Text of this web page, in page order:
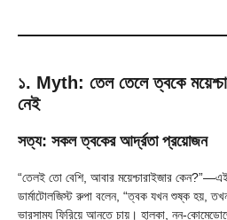
১. Myth: তেল তেলে ত্বকে
নেই
সত্য: সকল ত্বকের আর্দ্রতা প্রয়োজন
“তেলই তো বেশি, আবার ময়েশ্চারাইজার
ডার্মাটোলজিস্ট রুপা বলেন, “ত্বক যখন শুষ্ক হয়,
ভারসাম্য ফিরিয়ে আনতে চায়। হালকা, নন-